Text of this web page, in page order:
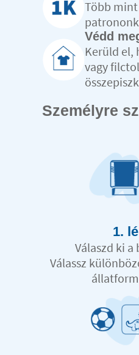
Több
Védd
Kerüld el,
vagy
Személyre
1.
Válaszd ki
Válassz